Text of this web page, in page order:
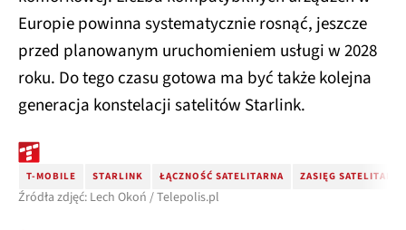
Europie powinna systematycznie rosnąć, jeszcze
przed planowanym uruchomieniem usługi w 2028
roku. Do tego czasu gotowa ma być także kolejna
generacja konstelacji satelitów Starlink.
T-MOBILE STARLINK ŁĄCZNOŚĆ SATELITARNA ZASIĘG SATELITARNY
Źródła zdjęć: Lech Okoń / Telepolis.pl